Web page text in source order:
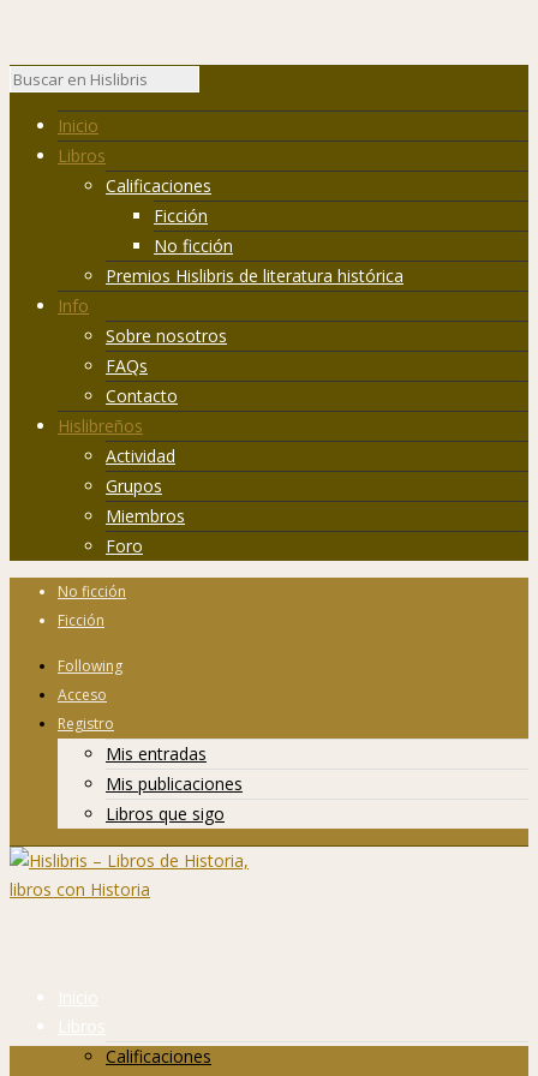
Inicio
Libros
Calificaciones
Ficción
No ficción
Premios Hislibris de literatura histórica
Info
Sobre nosotros
FAQs
Contacto
Hislibreños
Actividad
Grupos
Miembros
Foro
No ficción
Ficción
Following
Acceso
Registro
Mis entradas
Mis publicaciones
Libros que sigo
Inicio
Libros
Calificaciones